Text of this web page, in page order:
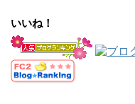
いいね！